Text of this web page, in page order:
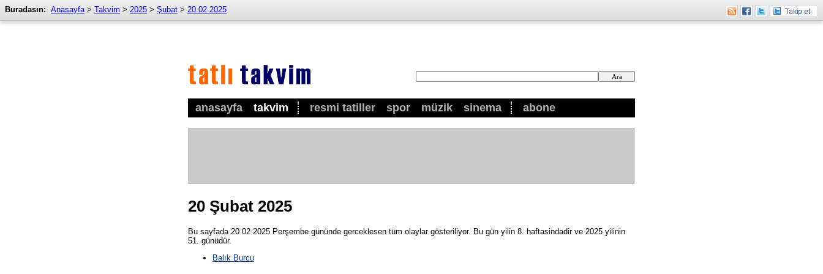
anasayfa takvim resmi tatiller spor müzik sinema abone
Buradasın: Anasayfa> Takvim > 2025 > Şubat > 20.02.2025
20 Şubat 2025
Bu sayfada 20 02 2025 Perşembe gününde gerceklesen tüm olaylar gösteriliyor. Bu gün yilin 8. haftasindadir ve 2025 yilinin
51. günüdür.
Balık Burcu